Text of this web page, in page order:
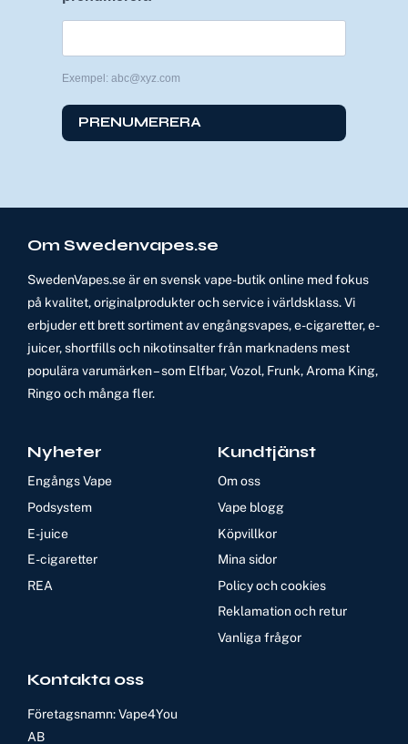
Exempel: abc@xyz.com
PRENUMERERA
Om Swedenvapes.se
SwedenVapes.se är en svensk vape-butik online med fokus
på kvalitet, originalprodukter och service i världsklass. Vi
erbjuder ett brett sortiment av engångsvapes, e-cigaretter, e-
juicer, shortfills och nikotinsalter från marknadens mest
populära varumärken – som Elfbar, Vozol, Frunk, Aroma King,
Ringo och många fler.
Nyheter
Engångs Vape
Podsystem
E-juice
E-cigaretter
REA
Kundtjänst
Om oss
Vape blogg
Köpvillkor
Mina sidor
Policy och cookies
Reklamation och retur
Vanliga frågor
Kontakta oss
Företagsnamn: Vape4You
AB